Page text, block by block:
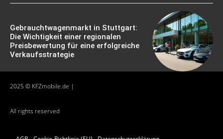
Gebrauchtwagenmarkt in Stuttgart:
Die Wichtigkeit einer regionalen
Preisbewertung für eine erfolgreiche
Verkaufsstrategie
2025 © KFZmobile.de |
All rights reserved